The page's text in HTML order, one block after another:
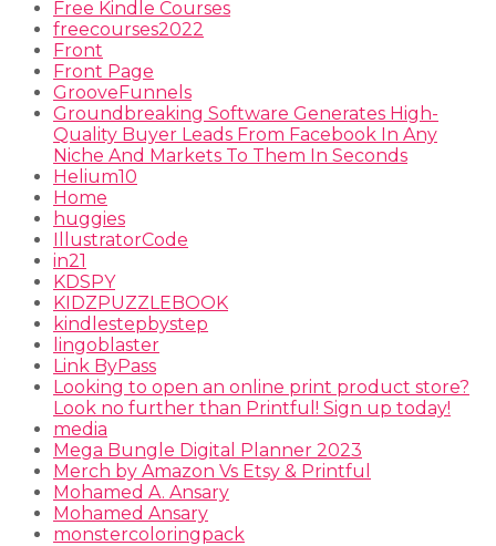
Free Kindle Courses
freecourses2022
Front
Front Page
GrooveFunnels
Groundbreaking Software Generates High-
Quality Buyer Leads From Facebook In Any
Niche And Markets To Them In Seconds
Helium10
Home
huggies
IllustratorCode
in21
KDSPY
KIDZPUZZLEBOOK
kindlestepbystep
lingoblaster
Link ByPass
Looking to open an online print product store?
Look no further than Printful! Sign up today!
media
Mega Bungle Digital Planner 2023
Merch by Amazon Vs Etsy & Printful
Mohamed A. Ansary
Mohamed Ansary
monstercoloringpack